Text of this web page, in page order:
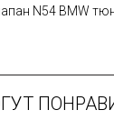
N54 BMW